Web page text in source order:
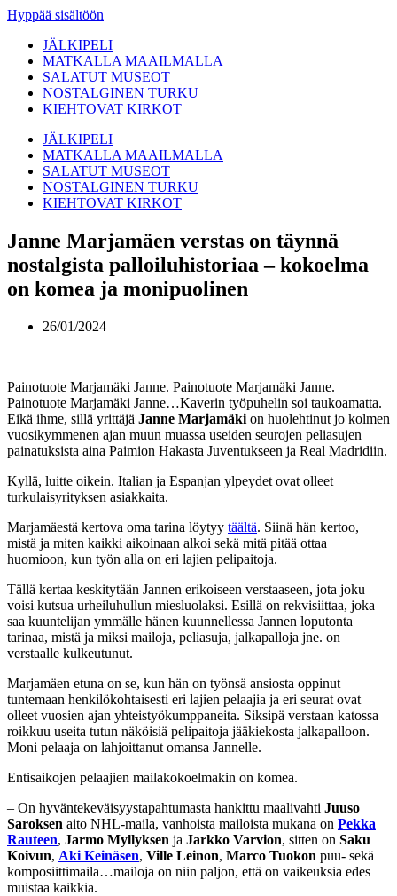
Hyppää sisältöön
JÄLKIPELI
MATKALLA MAAILMALLA
SALATUT MUSEOT
NOSTALGINEN TURKU
KIEHTOVAT KIRKOT
JÄLKIPELI
MATKALLA MAAILMALLA
SALATUT MUSEOT
NOSTALGINEN TURKU
KIEHTOVAT KIRKOT
Janne Marjamäen verstas on täynnä
nostalgista palloiluhistoriaa – kokoelma
on komea ja monipuolinen
26/01/2024
Painotuote Marjamäki Janne. Painotuote Marjamäki Janne.
Painotuote Marjamäki Janne…Kaverin työpuhelin soi taukoamatta.
Eikä ihme, sillä yrittäjä Janne Marjamäki on huolehtinut jo kolmen
vuosikymmenen ajan muun muassa useiden seurojen peliasujen
painatuksista aina Paimion Hakasta Juventukseen ja Real Madridiin.
Kyllä, luitte oikein. Italian ja Espanjan ylpeydet ovat olleet
turkulaisyrityksen asiakkaita.
Marjamäestä kertova oma tarina löytyy täältä. Siinä hän kertoo,
mistä ja miten kaikki aikoinaan alkoi sekä mitä pitää ottaa
huomioon, kun työn alla on eri lajien pelipaitoja.
Tällä kertaa keskitytään Jannen erikoiseen verstaaseen, jota joku
voisi kutsua urheiluhullun miesluolaksi. Esillä on rekvisiittaa, joka
saa kuuntelijan ymmälle hänen kuunnellessa Jannen loputonta
tarinaa, mistä ja miksi mailoja, peliasuja, jalkapalloja jne. on
verstaalle kulkeutunut.
Marjamäen etuna on se, kun hän on työnsä ansiosta oppinut
tuntemaan henkilökohtaisesti eri lajien pelaajia ja eri seurat ovat
olleet vuosien ajan yhteistyökumppaneita. Siksipä verstaan katossa
roikkuu useita tutun näköisiä pelipaitoja jääkiekosta jalkapalloon.
Moni pelaaja on lahjoittanut omansa Jannelle.
Entisaikojen pelaajien mailakokoelmakin on komea.
– On hyväntekeväisyystapahtumasta hankittu maalivahti Juuso
Saroksen aito NHL-maila, vanhoista mailoista mukana on Pekka
Rauteen, Jarmo Myllyksen ja Jarkko Varvion, sitten on Saku
Koivun, Aki Keinäsen, Ville Leinon, Marco Tuokon puu- sekä
komposiittimaila…mailoja on niin paljon, että on vaikeuksia edes
muistaa kaikkia.